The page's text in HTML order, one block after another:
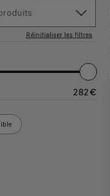
Réinitialiser les filtres
282€